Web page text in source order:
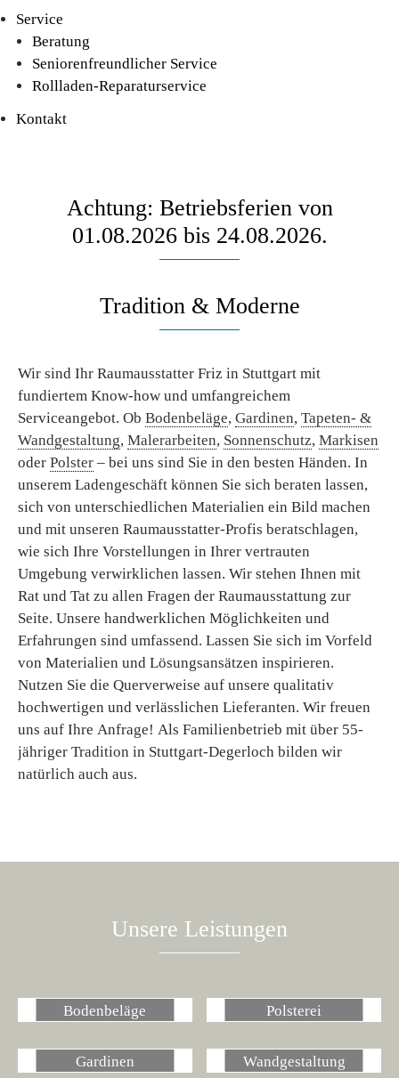
Service
Beratung
Seniorenfreundlicher Service
Rollladen-Reparaturservice
Kontakt
Achtung: Betriebsferien von
01.08.2026 bis 24.08.2026.
Tradition & Moderne
Wir sind Ihr Raumausstatter Friz in Stuttgart mit
fundiertem Know-how und umfangreichem
Serviceangebot. Ob Bodenbeläge, Gardinen, Tapeten- &
Wandgestaltung, Malerarbeiten, Sonnenschutz, Markisen
oder Polster – bei uns sind Sie in den besten Händen. In
unserem Ladengeschäft können Sie sich beraten lassen,
sich von unterschiedlichen Materialien ein Bild machen
und mit unseren Raumausstatter-Profis beratschlagen,
wie sich Ihre Vorstellungen in Ihrer vertrauten
Umgebung verwirklichen lassen. Wir stehen Ihnen mit
Rat und Tat zu allen Fragen der Raumausstattung zur
Seite. Unsere handwerklichen Möglichkeiten und
Erfahrungen sind umfassend. Lassen Sie sich im Vorfeld
von Materialien und Lösungsansätzen inspirieren.
Nutzen Sie die Querverweise auf unsere qualitativ
hochwertigen und verlässlichen Lieferanten. Wir freuen
uns auf Ihre Anfrage! Als Familienbetrieb mit über 55-
jähriger Tradition in Stuttgart-Degerloch bilden wir
natürlich auch aus.
Unsere Leistungen
Bodenbeläge Polsterei
Gardinen Wandgestaltung